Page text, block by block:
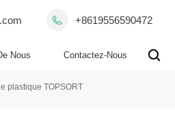
+8619556590472
Nous Contactez-Nous
plastique TOPSORT